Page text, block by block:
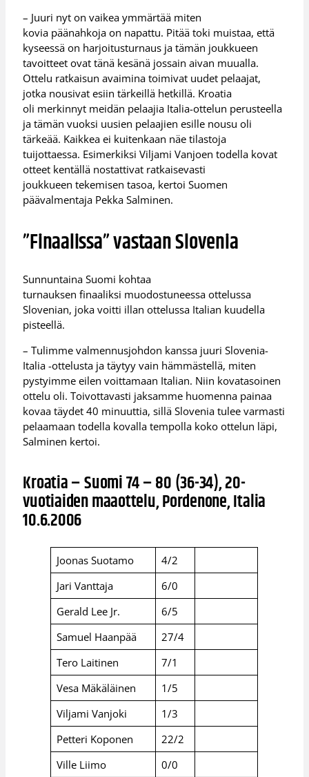
– Juuri nyt on vaikea ymmärtää miten
kovia päänahkoja on napattu. Pitää toki muistaa, että
kyseessä on harjoitusturnaus ja tämän joukkueen
tavoitteet ovat tänä kesänä jossain aivan muualla.
Ottelu ratkaisun avaimina toimivat uudet pelaajat,
jotka nousivat esiin tärkeillä hetkillä. Kroatia
oli merkinnyt meidän pelaajia Italia-ottelun perusteella
ja tämän vuoksi uusien pelaajien esille nousu oli
tärkeää. Kaikkea ei kuitenkaan näe tilastoja
tuijottaessa. Esimerkiksi Viljami Vanjoen todella kovat
otteet kentällä nostattivat ratkaisevasti
joukkueen tekemisen tasoa, kertoi Suomen
päävalmentaja Pekka Salminen.
”Finaalissa” vastaan Slovenia
Sunnuntaina Suomi kohtaa
turnauksen finaaliksi muodostuneessa ottelussa
Slovenian, joka voitti illan ottelussa Italian kuudella
pisteellä.
– Tulimme valmennusjohdon kanssa juuri Slovenia-
Italia -ottelusta ja täytyy vain hämmästellä, miten
pystyimme eilen voittamaan Italian. Niin kovatasoinen
ottelu oli. Toivottavasti jaksamme huomenna painaa
kovaa täydet 40 minuuttia, sillä Slovenia tulee varmasti
pelaamaan todella kovalla tempolla koko ottelun läpi,
Salminen kertoi.
Kroatia – Suomi 74 – 80 (36-34), 20-
vuotiaiden maaottelu, Pordenone, Italia
10.6.2006
Joonas Suotamo
4/2
Jari Vanttaja
6/0
Gerald Lee Jr.
6/5
Samuel Haanpää
27/4
Tero Laitinen
7/1
Vesa Mäkäläinen
1/5
Viljami Vanjoki
1/3
Petteri Koponen
22/2
Ville Liimo
0/0